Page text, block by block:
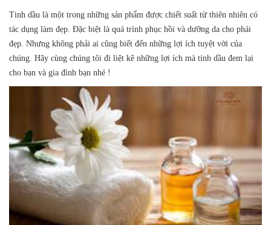
Tinh dầu là một trong những sản phẩm được chiết suất từ thiên nhiên có
tác dụng làm đẹp. Đặc biệt là quá trình phục hồi và dưỡng da cho phái
đẹp. Nhưng không phải ai cũng biết đến những lợi ích tuyệt vời của
chúng. Hãy cùng chúng tôi đi liệt kê những lợi ích mà tinh dầu đem lại
cho bạn và gia đình bạn nhé !